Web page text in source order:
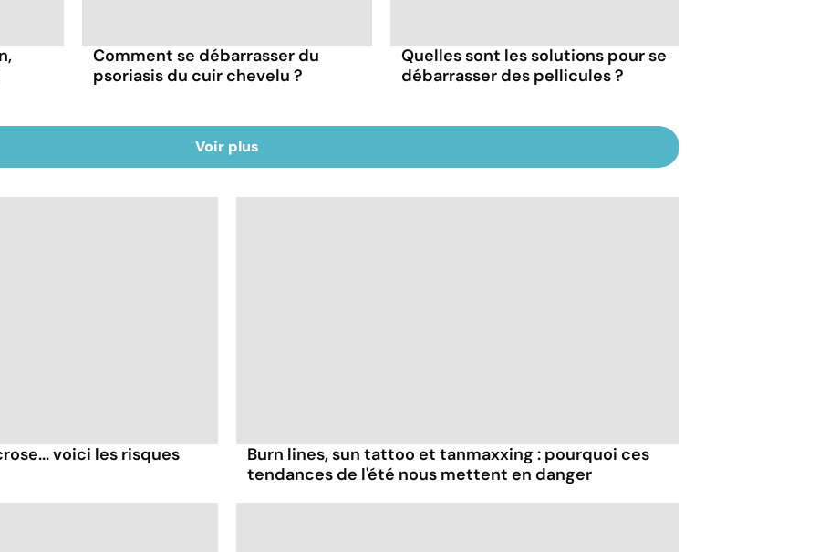
Comment se débarrasser du
psoriasis du cuir chevelu ?
Quelles sont les solutions pour se
débarrasser des pellicules ?
Voir plus
voici les risques
Burn lines, sun tattoo et tanmaxxing : pourquoi ces
tendances de l'été nous mettent en danger